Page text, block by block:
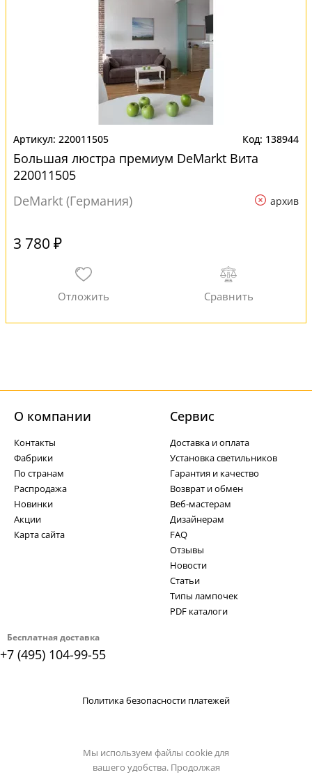
220011505 138944
Большая люстра премиум DeMarkt Вита
220011505
DeMarkt (Германия)
архив
3 780 ₽
Бесплатная доставка
+7 (495) 104-99-55
О компании
Контакты
Фабрики
По странам
Распродажа
Новинки
Акции
Карта сайта
Cервис
Доставка и оплата
Установка светильников
Гарантия и качество
Возврат и обмен
Веб-мастерам
Дизайнерам
FAQ
Отзывы
Новости
Статьи
Типы лампочек
PDF каталоги
Политика безопасности платежей
Мы используем файлы cookie для
вашего удобства. Продолжая